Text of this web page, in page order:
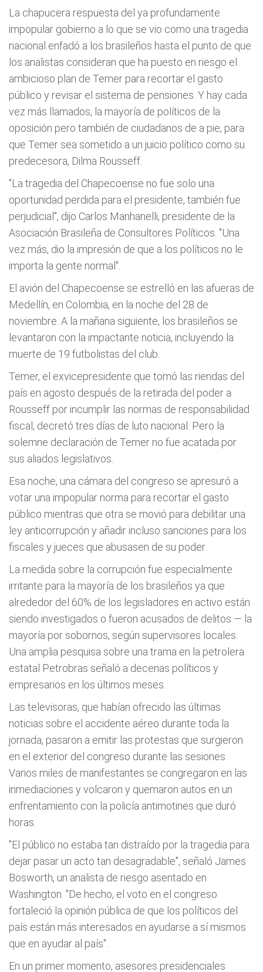
La chapucera respuesta del ya profundamente
impopular gobierno a lo que se vio como una tragedia
nacional enfadó a los brasileños hasta el punto de que
los analistas consideran que ha puesto en riesgo el
ambicioso plan de Temer para recortar el gasto
público y revisar el sistema de pensiones. Y hay cada
vez más llamados, la mayoría de políticos de la
oposición pero también de ciudadanos de a pie, para
que Temer sea sometido a un juicio político como su
predecesora, Dilma Rousseff.
"La tragedia del Chapecoense no fue solo una
oportunidad perdida para el presidente, también fue
perjudicial", dijo Carlos Manhanelli, presidente de la
Asociación Brasileña de Consultores Políticos. "Una
vez más, dio la impresión de que a los políticos no le
importa la gente normal".
El avión del Chapecoense se estrelló en las afueras de
Medellín, en Colombia, en la noche del 28 de
noviembre. A la mañana siguiente, los brasileños se
levantaron con la impactante noticia, incluyendo la
muerte de 19 futbolistas del club.
Temer, el exvicepresidente que tomó las riendas del
país en agosto después de la retirada del poder a
Rousseff por incumplir las normas de responsabilidad
fiscal, decretó tres días de luto nacional. Pero la
solemne declaración de Temer no fue acatada por
sus aliados legislativos.
Esa noche, una cámara del congreso se apresuró a
votar una impopular norma para recortar el gasto
público mientras que otra se movió para debilitar una
ley anticorrupción y añadir incluso sanciones para los
fiscales y jueces que abusasen de su poder.
La medida sobre la corrupción fue especialmente
irritante para la mayoría de los brasileños ya que
alrededor del 60% de los legisladores en activo están
siendo investigados o fueron acusados de delitos — la
mayoría por sobornos, según supervisores locales.
Una amplia pesquisa sobre una trama en la petrolera
estatal Petrobras señaló a decenas políticos y
empresarios en los últimos meses.
Las televisoras, que habían ofrecido las últimas
noticias sobre el accidente aéreo durante toda la
jornada, pasaron a emitir las protestas que surgieron
en el exterior del congreso durante las sesiones.
Varios miles de manifestantes se congregaron en las
inmediaciones y volcaron y quemaron autos en un
enfrentamiento con la policía antimotines que duró
horas.
"El público no estaba tan distraído por la tragedia para
dejar pasar un acto tan desagradable", señaló James
Bosworth, un analista de riesgo asentado en
Washington. "De hecho, el voto en el congreso
fortaleció la opinión pública de que los políticos del
país están más interesados en ayudarse a sí mismos
que en ayudar al país".
En un primer momento, asesores presidenciales